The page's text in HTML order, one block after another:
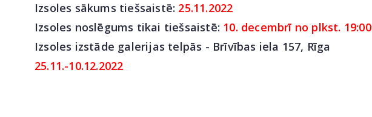
Izsoles sākums tiešsaistē: 25.11.2022
Izsoles noslēgums tikai tiešsaistē: 10. decembrī no plkst. 19:00
Izsoles izstāde galerijas telpās - Brīvības iela 157, Rīga
25.11.-10.12.2022